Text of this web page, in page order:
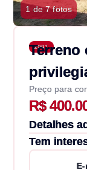
1 de 7 fotos
2991
Terreno
Preço para
R$
Detalhes
Tem